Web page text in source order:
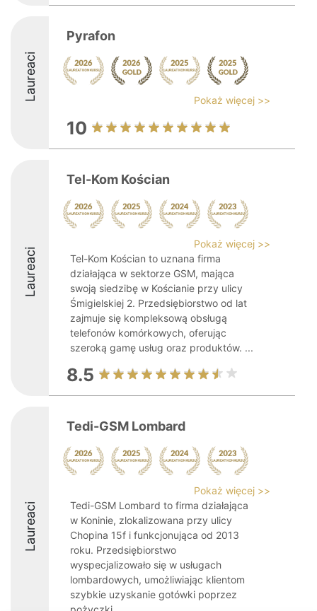
Laureaci
Pyrafon
Pokaż więcej >>
10
Laureaci
Tel-Kom Kościan
Pokaż więcej >>
Tel-Kom Kościan to uznana firma
działająca w sektorze GSM, mająca
swoją siedzibę w Kościanie przy ulicy
Śmigielskiej 2. Przedsiębiorstwo od lat
zajmuje się kompleksową obsługą
telefonów komórkowych, oferując
szeroką gamę usług oraz produktów. ...
8.5
Laureaci
Tedi-GSM Lombard
Pokaż więcej >>
Tedi-GSM Lombard to firma działająca
w Koninie, zlokalizowana przy ulicy
Chopina 15f i funkcjonująca od 2013
roku. Przedsiębiorstwo
wyspecjalizowało się w usługach
lombardowych, umożliwiając klientom
szybkie uzyskanie gotówki poprzez